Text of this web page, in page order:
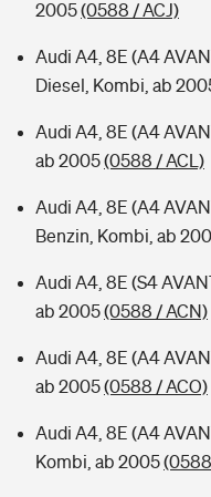
2005(0588 / ACJ)
Audi A4, 8E (A4
Diesel, Kombi, ab
Audi A4, 8E (A4
ab 2005(0588 / ACL)
Audi A4, 8E (A4
Benzin, Kombi, ab
Audi A4, 8E (S4
ab 2005(0588 / ACN)
Audi A4, 8E (A4
ab 2005(0588 / ACO)
Audi A4, 8E (A4
Kombi, ab 2005